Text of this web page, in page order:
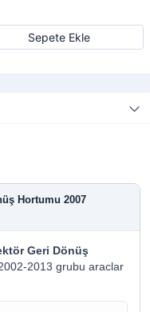
Sepete Ekle
Hortumu 2007
Geri Dönüş
2013 grubu araclar